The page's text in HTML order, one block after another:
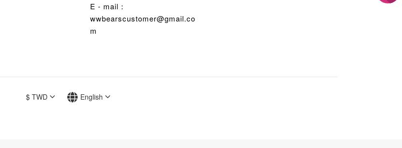
E - mail：
wwbearscustomer@gmail.co
m
$ TWD English